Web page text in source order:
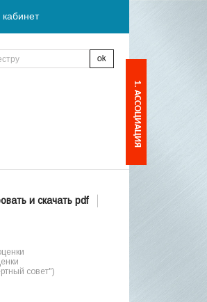
и скачать pdf
совет")
1. АССОЦИАЦИЯ